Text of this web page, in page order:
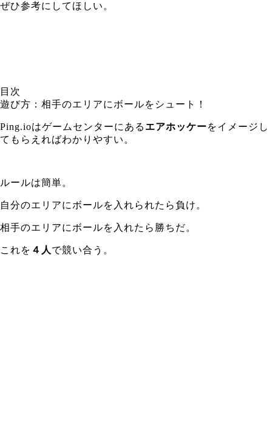
ぜひ参考にしてほしい。
目次
遊び方：相手のエリアにボールをシュート！
Ping.ioはゲームセンターにある エアホッケーをイメージし
てもらえればわかりやすい。
ルールは簡単。
自分のエリアにボールを入れられたら負け。
相手のエリアにボールを入れたら勝ちだ。
これを ４人 で競い合う。